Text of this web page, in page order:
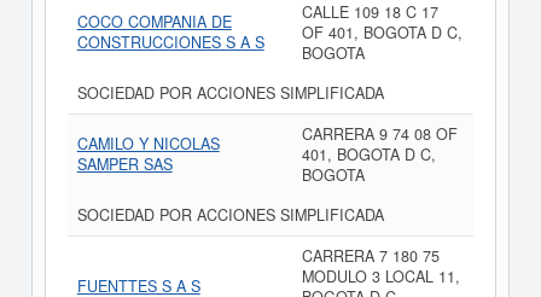
COCO COMPANIA DE
CONSTRUCCIONES S A S
CALLE 109 18 C 17
OF 401, BOGOTA D C,
BOGOTA
SOCIEDAD POR ACCIONES SIMPLIFICADA
CAMILO Y NICOLAS
SAMPER SAS
CARRERA 9 74 08 OF
401, BOGOTA D C,
BOGOTA
SOCIEDAD POR ACCIONES SIMPLIFICADA
FUENTTES S A S
CARRERA 7 180 75
MODULO 3 LOCAL 11,